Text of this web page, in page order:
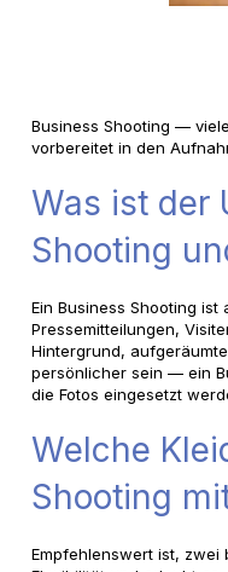
Business Shooting —
vorbereitet in den
Was ist der
Shooting
Ein Business Shooting
Pressemitteilungen,
Hintergrund,
persönlicher sein — ein
die Fotos eingesetzt
Welche
Shooting
Empfehlenswert ist,